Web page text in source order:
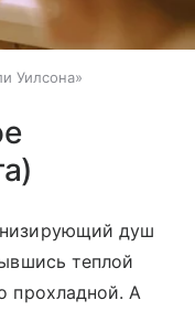
Уилсона»
душ
теплой
прохладной. А